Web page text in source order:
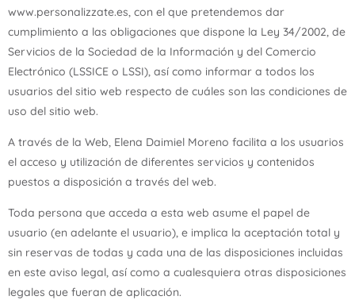
www.personalizzate.es, con el que pretendemos dar
cumplimiento a las obligaciones que dispone la Ley 34/2002, de
Servicios de la Sociedad de la Información y del Comercio
Electrónico (LSSICE o LSSI), así como informar a todos los
usuarios del sitio web respecto de cuáles son las condiciones de
uso del sitio web.
A través de la Web, Elena Daimiel Moreno facilita a los usuarios
el acceso y utilización de diferentes servicios y contenidos
puestos a disposición a través del web.
Toda persona que acceda a esta web asume el papel de
usuario (en adelante el usuario), e implica la aceptación total y
sin reservas de todas y cada una de las disposiciones incluidas
en este aviso legal, así como a cualesquiera otras disposiciones
legales que fueran de aplicación.